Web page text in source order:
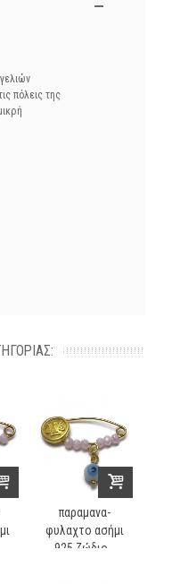
πόλεις της
παραμανα-
φυλαχτο ασήμι
925 ζώδιο...